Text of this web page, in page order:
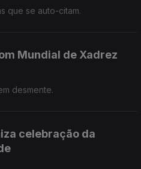
que se auto-citam.
Mundial de Xadrez
desmente.
celebração da